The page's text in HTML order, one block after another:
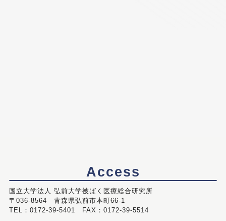
Access
国立大学法人 弘前大学被ばく医療総合研究所
〒036-8564 青森県弘前市本町66-1
TEL：0172-39-5401 FAX：0172-39-5514